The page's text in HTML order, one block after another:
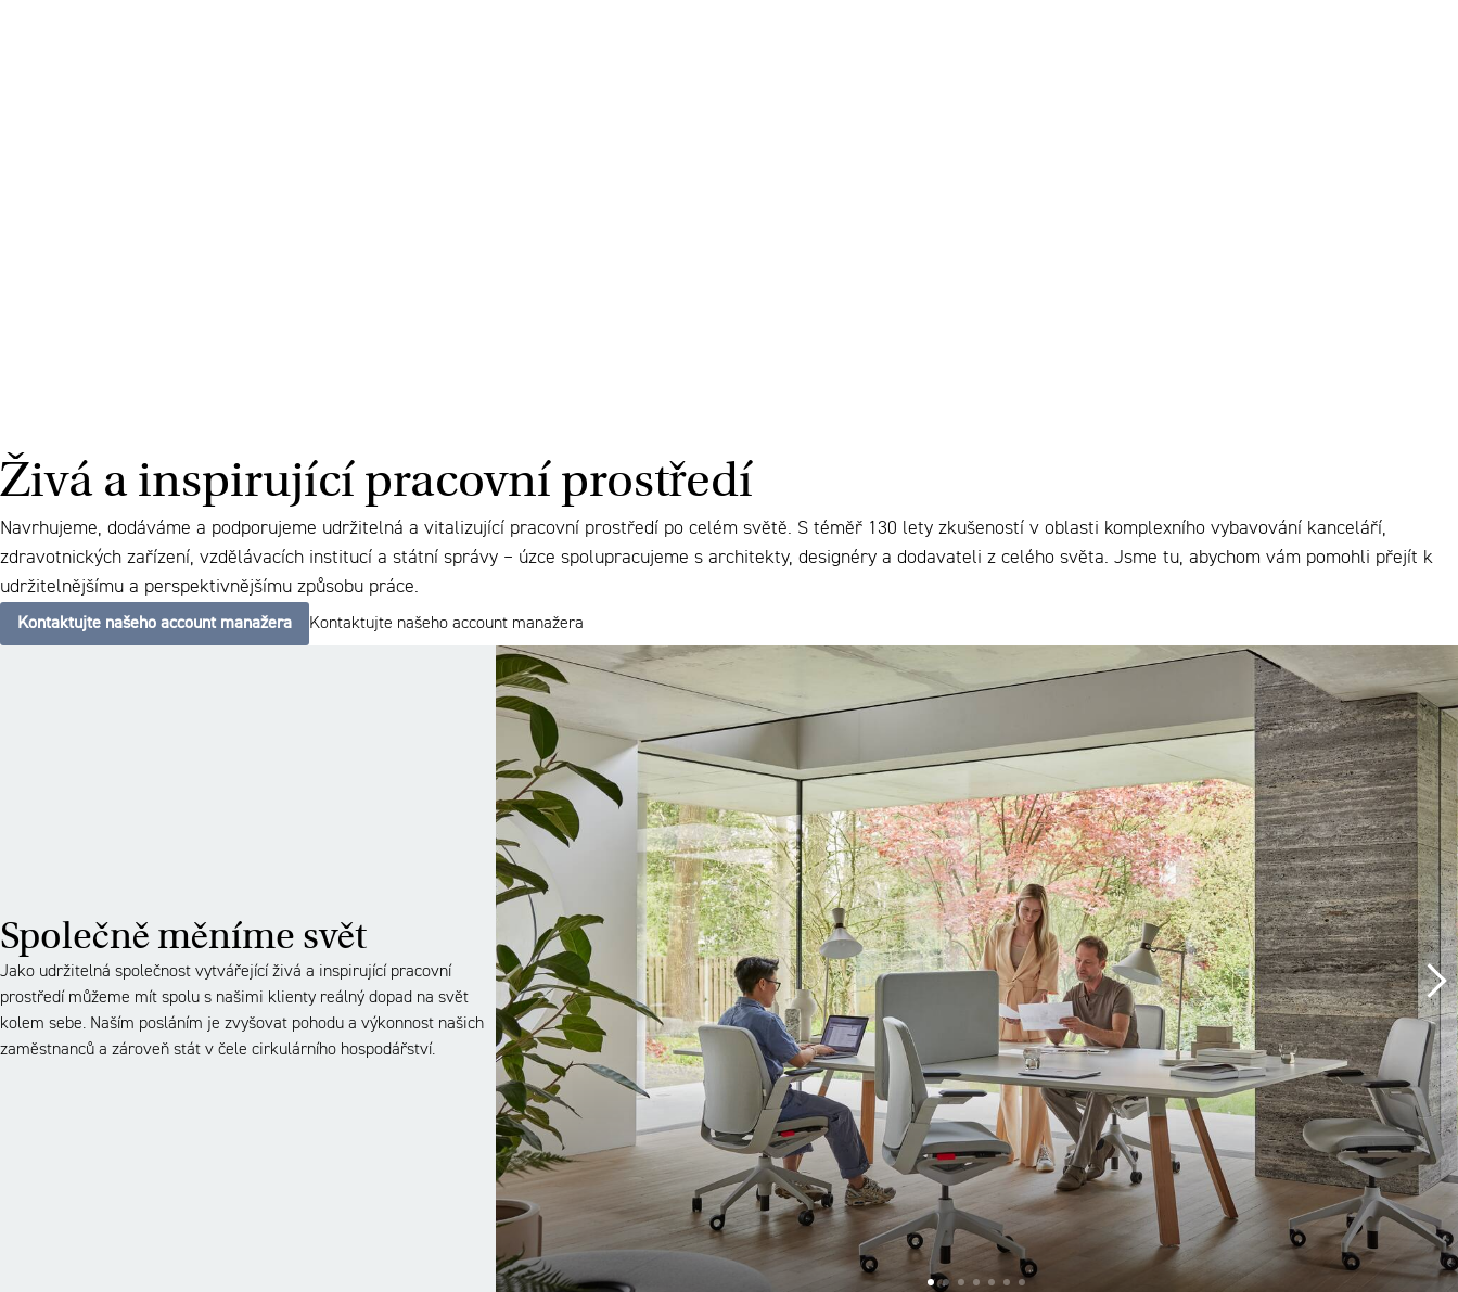
Živá a inspirující pracovní prostředí
Navrhujeme, dodáváme a podporujeme udržitelná a vitalizující pracovní prostředí po celém světě. S téměř 130 lety zkušeností v oblasti komplexního vybavování kanceláří,
zdravotnických zařízení, vzdělávacích institucí a státní správy – úzce spolupracujeme s architekty, designéry a dodavateli z celého světa. Jsme tu, abychom vám pomohli přejít k
udržitelnějšímu a perspektivnějšímu způsobu práce.
Kontaktujte našeho account manažera Kontaktujte našeho account manažera
Společně měníme svět
Jako udržitelná společnost vytvářející živá a inspirující pracovní
prostředí můžeme mít spolu s našimi klienty reálný dopad na svět
kolem sebe. Naším posláním je zvyšovat pohodu a výkonnost našich
zaměstnanců a zároveň stát v čele cirkulárního hospodářství.